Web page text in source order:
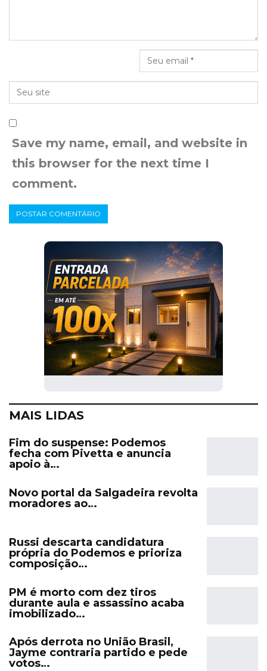
Save my name, email, and website in
this browser for the next time I
comment.
MAIS LIDAS
Fim do suspense: Podemos
fecha com Pivetta e anuncia
apoio à…
Novo portal da Salgadeira revolta
moradores ao…
Russi descarta candidatura
própria do Podemos e prioriza
composição…
PM é morto com dez tiros
durante aula e assassino acaba
imobilizado…
Após derrota no União Brasil,
Jayme contraria partido e pede
votos…